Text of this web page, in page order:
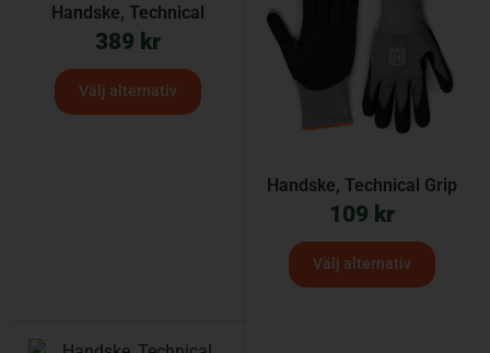
Handske, Technical
389 kr
Välj alternativ
Handske, Technical Grip
109 kr
Välj alternativ